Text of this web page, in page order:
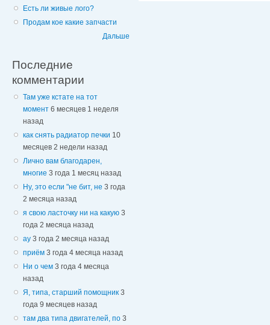
Есть ли живые лого?
Продам кое какие запчасти
Дальше
Последние
комментарии
Там уже кстате на тот
момент 6 месяцев 1 неделя
назад
как снять радиатор печки 10
месяцев 2 недели назад
Лично вам благодарен,
многие 3 года 1 месяц назад
Ну, это если "не бит, не 3 года
2 месяца назад
я свою ласточку ни на какую 3
года 2 месяца назад
ау 3 года 2 месяца назад
приём 3 года 4 месяца назад
Ни о чем 3 года 4 месяца
назад
Я, типа, старший помощник 3
года 9 месяцев назад
там два типа двигателей, по 3